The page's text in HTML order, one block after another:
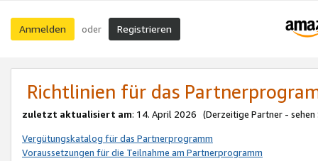
Anmelden oder Registrieren
Richtlinien für das
zuletzt aktualisiert am: 14. April 2026 (Derzeitige Partner - sehen
Vergütungskatalog für das Partnerprogramm
Voraussetzungen für die Teilnahme am Partnerprogramm